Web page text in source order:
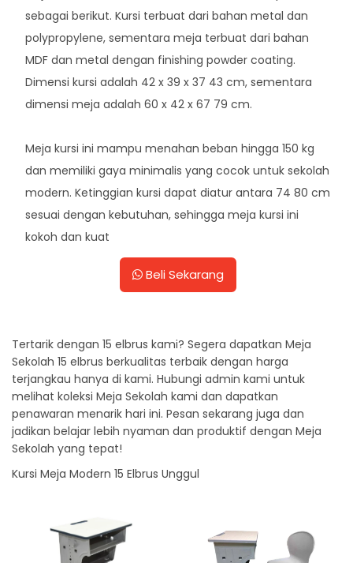
sebagai berikut. Kursi terbuat dari bahan metal dan
polypropylene, sementara meja terbuat dari bahan
MDF dan metal dengan finishing powder coating.
Dimensi kursi adalah 42 x 39 x 37 43 cm, sementara
dimensi meja adalah 60 x 42 x 67 79 cm.
Meja kursi ini mampu menahan beban hingga 150 kg
dan memiliki gaya minimalis yang cocok untuk sekolah
modern. Ketinggian kursi dapat diatur antara 74 80 cm
sesuai dengan kebutuhan, sehingga meja kursi ini
kokoh dan kuat
Beli Sekarang
Tertarik dengan 15 elbrus kami? Segera dapatkan Meja
Sekolah 15 elbrus berkualitas terbaik dengan harga
terjangkau hanya di kami. Hubungi admin kami untuk
melihat koleksi Meja Sekolah kami dan dapatkan
penawaran menarik hari ini. Pesan sekarang juga dan
jadikan belajar lebih nyaman dan produktif dengan Meja
Sekolah yang tepat!
Kursi Meja Modern 15 Elbrus Unggul